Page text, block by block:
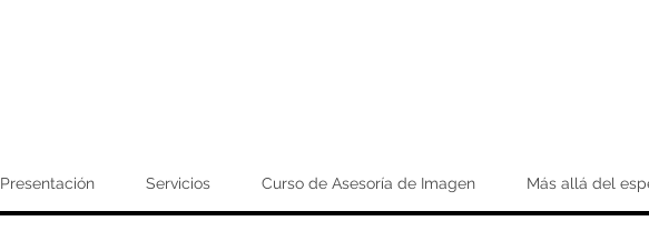
Presentación Servicios Curso de Asesoría de Imagen Más allá del